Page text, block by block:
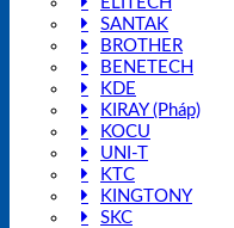
SANTAK
BROTHER
BENETECH
KDE
KIRAY (Pháp)
KOCU
UNI-T
KTC
KINGTONY
SKC